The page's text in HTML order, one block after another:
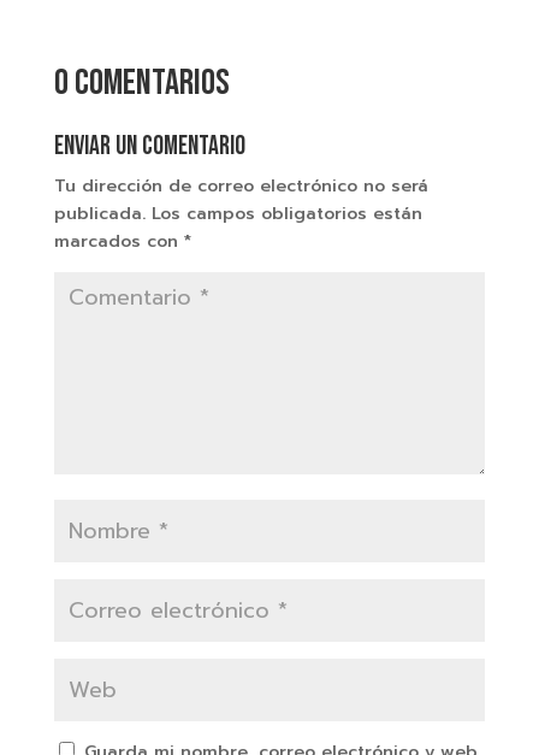
0 comentarios
Enviar un comentario
Tu dirección de correo electrónico no será
publicada. Los campos obligatorios están
marcados con *